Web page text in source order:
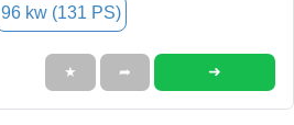
96 kw (131 PS)
★ ➦ ➜